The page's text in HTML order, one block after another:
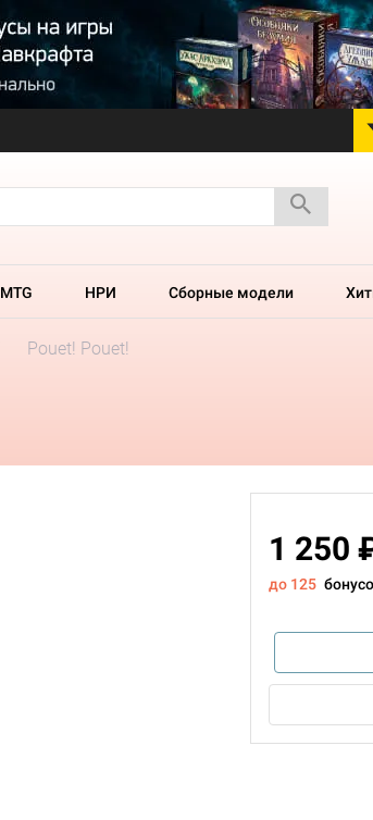
MTG НРИ Сборные модели
Pouet! Pouet!
1 250
до 125